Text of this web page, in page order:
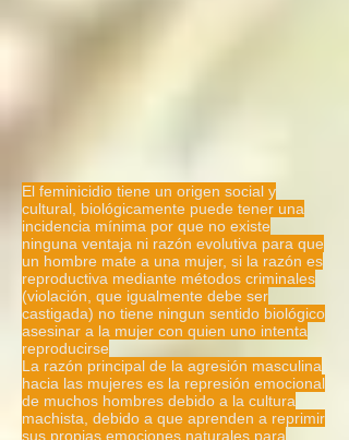
decisión libre pero
entre su consciente e
mantenerse en el
paraíso o caer a
alguno de los niveles
del infierno, y cuando
el angel o arcángel
caído cumple su
El feminicidio tiene un origen social y
cultural, biológicamente puede tener una
incidencia mínima por que no existe
ninguna ventaja ni razón evolutiva para que
un hombre mate a una mujer, si la razón es
reproductiva mediante métodos criminales
(violación, que igualmente debe ser
castigada) no tiene ningun sentido biológico
asesinar a la mujer con quien uno intenta
reproducirse
La razón principal de la agresión masculina
hacia las mujeres es la represión emocional
de muchos hombres debido a la cultura
machista, debido a que aprenden a reprimir
sus propias emociones naturales para